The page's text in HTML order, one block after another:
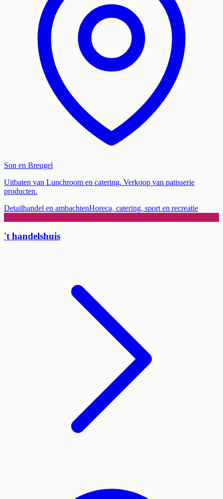
Son en Breugel
Uitbaten van Lunchroom en catering. Verkoop van patisserie
producten.
Detailhandel en ambachtenHoreca, catering, sport en recreatie
'
't handelshuis